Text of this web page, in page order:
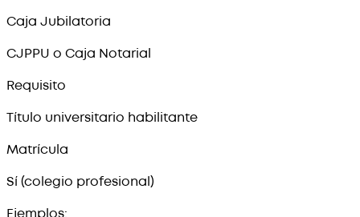
Caja Jubilatoria
CJPPU o Caja Notarial
Requisito
Título universitario habilitante
Matrícula
Sí (colegio profesional)